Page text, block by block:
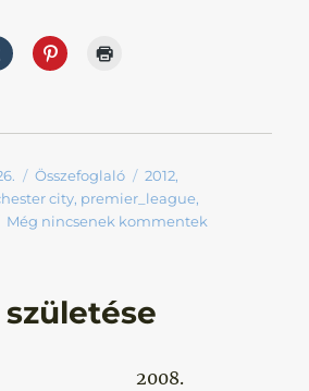
Kategória
Összefoglaló Címke
2012,
city, premier_league,
Még nincsenek kommentek
2008.